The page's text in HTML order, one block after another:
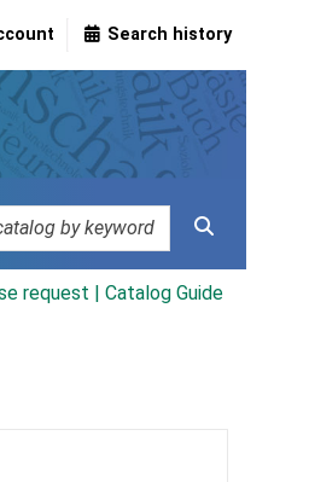
Search history
request | Catalog Guide